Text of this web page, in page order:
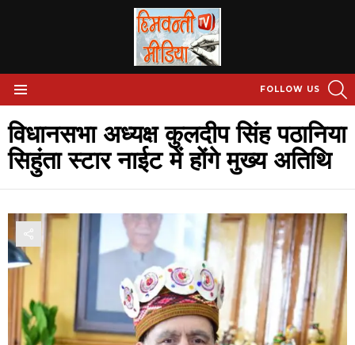
FOLLOW US
विधानसभा अध्यक्ष कुलदीप सिंह पठानिया
सिहुंता स्टार नाईट में होंगे मुख्य अतिथि